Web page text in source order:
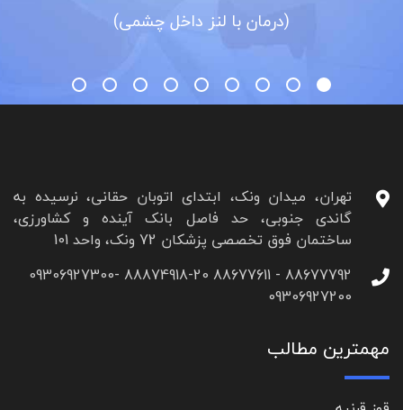
(درمان با لنز داخل چشمی)
تهران، میدان ونک، ابتدای اتوبان حقانی، نرسیده به
گاندی جنوبی، حد فاصل بانک آینده و کشاورزی،
ساختمان فوق تخصصی پزشکان 72 ونک، واحد 101
88677792 - 88677611 88874918-20 09306927300-
09306927200
مهمترین مطالب